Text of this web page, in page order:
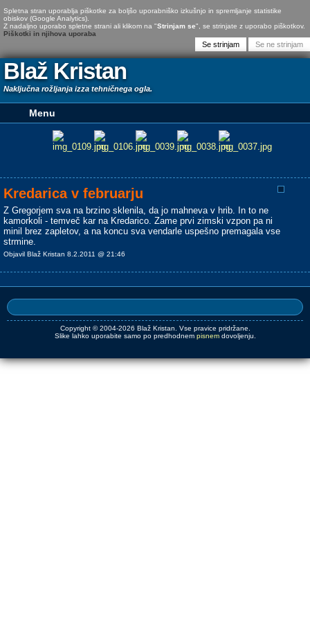
Spletna stran uporablja piškotke za boljšo uporabniško izkušnjo in spremljanje statistike
obiskov (Google Analytics).
Z nadaljno uporabo spletne strani ali klikom na "Strinjam se", se strinjate z uporabo piškotkov.
Piškotki in njihova uporaba
Blaž Kristan
Naključna rožljanja izza tehničnega ogla.
Kredarica v februarju
Z Gregorjem sva na brzino sklenila, da jo mahneva v hrib. In to ne
kamorkoli - temveč kar na Kredarico. Zame prvi zimski vzpon pa ni
minil brez zapletov, a na koncu sva vendarle uspešno premagala vse
strmine.
Objavil Blaž Kristan 8.2.2011 @ 21:46
Copyright © 2004-2026 Blaž Kristan. Vse pravice pridržane.
Slike lahko uporabite samo po predhodnem pisnemdovoljenju.